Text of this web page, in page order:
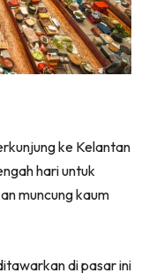
ke Kelantan
hari untuk
muncung kaum
di pasar ini